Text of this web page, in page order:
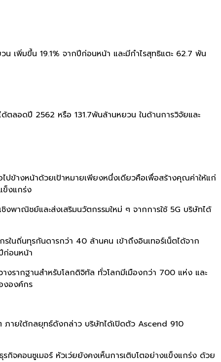
เพิ่มขึ้น 19.1% จากปีก่อนหน้า และมีกำไรสุทธิแตะ 62.7 พัน
ด้ตลอดปี 2562 หรือ 131.7พันล้านหยวน ในด้านการวิจัยและ
ปข้างหน้าด้วยเป้าหมายเพียงหนึ่งเดียวคือเพื่อสร้างคุณค่าให้แก่
ข็งแกร่ง
งพาณิชย์และส่งเสริมนวัตกรรมใหม่ ๆ จากการใช้ 5G บริษัทได้
ในถิ่นทุรกันดารกว่า 40 ล้านคน เข้าถึงอินเทอร์เน็ตได้จาก
ก่อนหน้า
รากฐานสำหรับโลกดิจิทัล ทั่วโลกมีเมืองกว่า 700 แห่ง และ
งองค์กร
ภายใต้กลยุทธ์ดังกล่าว บริษัทได้เปิดตัว Ascend 910
จคอนซูเมอร์ หัวเว่ยยังคงเห็นการเติบโตอย่างแข็งแกร่ง ด้วย